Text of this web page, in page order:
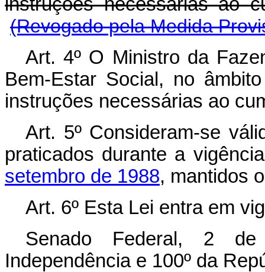
(Revogado pela Medida
Art. 4º O Ministro da
Bem-Estar Social, no
instruções necessárias ao
Art. 5º Consideram-se
praticados durante a
setembro de 1988, mantidos
Art. 6º Esta Lei entra em
Senado Federal, 2
Independência e 100º da